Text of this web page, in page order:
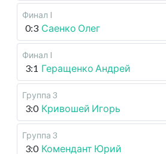
Финал I
0:3 Саенко Олег
Финал I
3:1 Геращенко Андрей
Группа 3
3:0 Кривошей Игорь
Группа 3
3:0 Комендант Юрий